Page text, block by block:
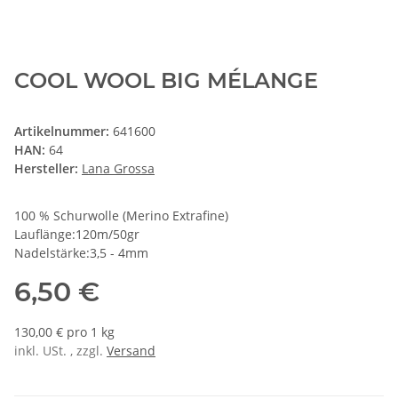
COOL WOOL BIG MÉLANGE
Artikelnummer: 641600
HAN: 64
Hersteller: Lana Grossa
100 % Schurwolle (Merino Extrafine)
Lauflänge:120m/50gr
Nadelstärke:3,5 - 4mm
6,50 €
130,00 € pro 1 kg
inkl. USt. , zzgl. Versand